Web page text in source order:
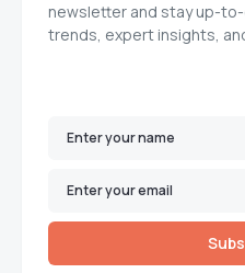
newsletter and stay up-
trends, expert insights,